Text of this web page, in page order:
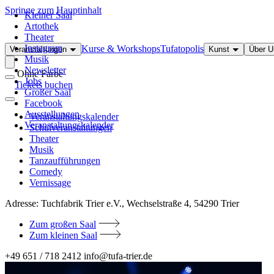
Springe zum Hauptinhalt
Veranstaltungen Kurse & WorkshopsTufatopolis Kunst Über
Ohne Farbe
Tickets buchen
Veranstaltungskalender
Schulveranstaltungen
Theater
Musik
Tanzaufführungen
Comedy
Vernissage
Adresse: Tuchfabrik Trier e.V., Wechselstraße 4, 54290 Trier
Zum großen Saal
Zum kleinen Saal
+49 651 / 718 2412 info@tufa-trier.de
Kleiner Saal
Artothek
Theater
Instagram
Musik
Newsletter
Jobs
Großer Saal
Facebook
Ausstellungen
Veranstaltungskalender